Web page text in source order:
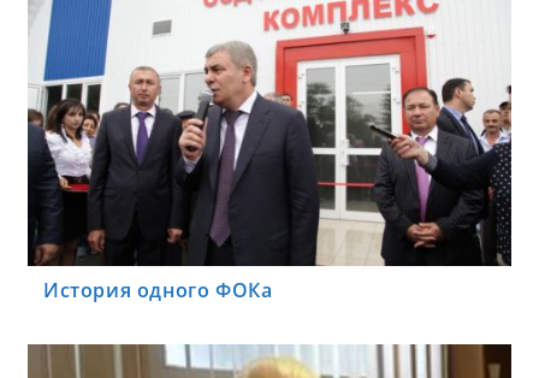
История одного ФОКа